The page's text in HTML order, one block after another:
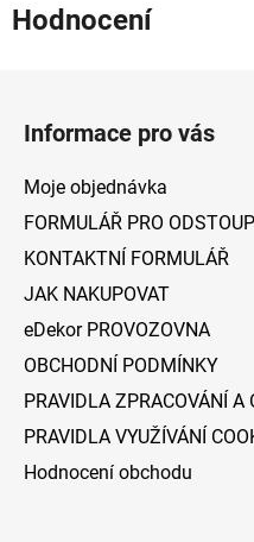
Hodnocení
Informace pro vás
Moje objednávka
FORMULÁŘ PRO
KONTAKTNÍ FORMULÁŘ
JAK NAKUPOVAT
eDekor PROVOZOVNA
OBCHODNÍ PODMÍNKY
PRAVIDLA ZPRACOVÁNÍ
PRAVIDLA VYUŽÍVÁNÍ
Hodnocení obchodu